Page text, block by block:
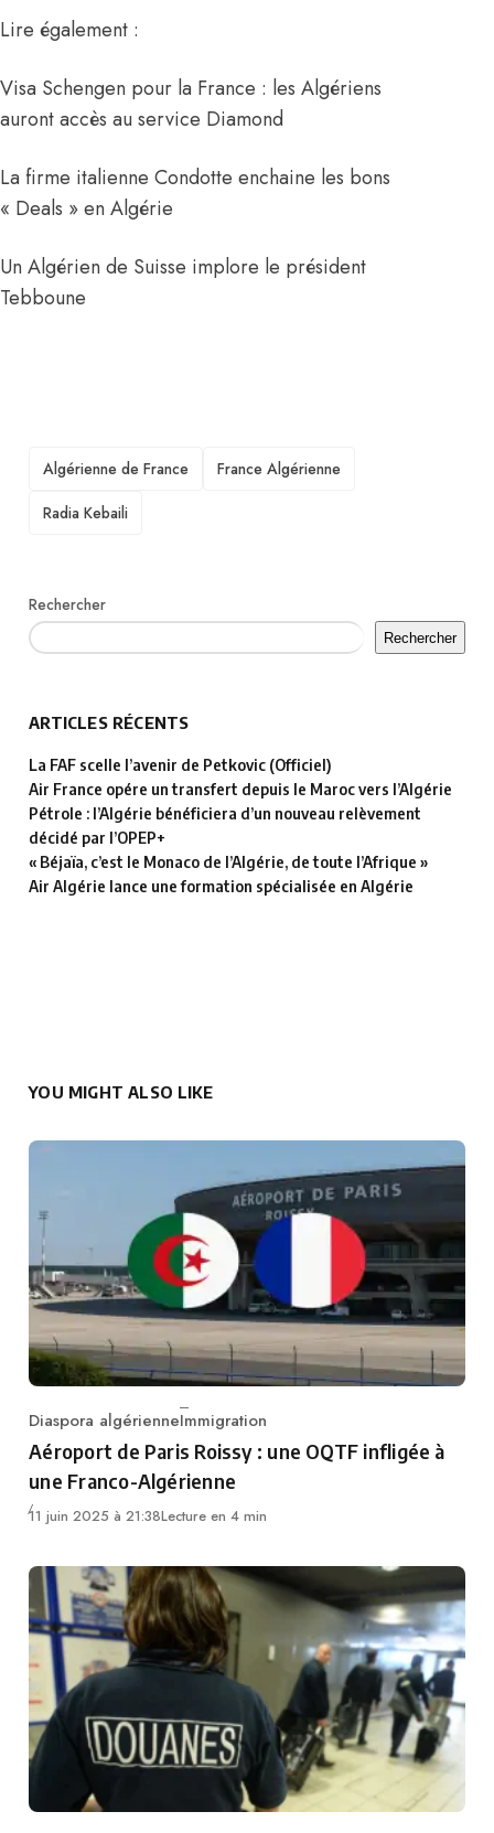
Lire également :
Visa Schengen pour la France : les Algériens
auront accès au service Diamond
La firme italienne Condotte enchaine les bons
« Deals » en Algérie
Un Algérien de Suisse implore le président
Tebboune
TAGS
Algérienne de France
France Algérienne
Radia Kebaili
Rechercher
Rechercher
ARTICLES RÉCENTS
La FAF scelle l’avenir de Petkovic (Officiel)
Air France opére un transfert depuis le Maroc vers l’Algérie
Pétrole : l’Algérie bénéficiera d’un nouveau relèvement
décidé par l’OPEP+
« Béjaïa, c’est le Monaco de l’Algérie, de toute l’Afrique »
Air Algérie lance une formation spécialisée en Algérie
YOU MIGHT ALSO LIKE
Category
Diaspora algérienneImmigration
Aéroport de Paris Roissy : une OQTF infligée à
une Franco-Algérienne
11 juin 2025 à 21:38Lecture en 4 min